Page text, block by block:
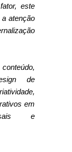
este
atenção
de
em
e